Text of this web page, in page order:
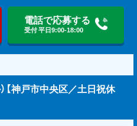
電話で応募する
受付 平日9:00-18:00
【神戸市中央区／土日祝休